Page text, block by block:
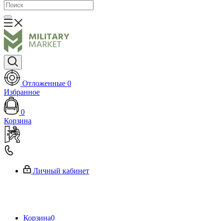
Отложенные 0
Избранное
0
Корзина
Личный кабинет
Корзина0